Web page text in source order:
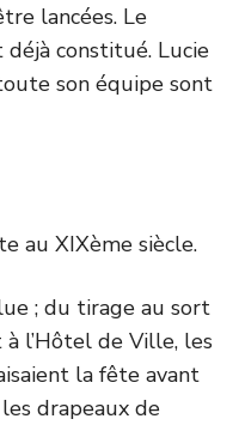
lancées. Le
constitué. Lucie
son équipe sont
au XIXème siècle.
; du tirage au sort
à l’Hôtel de Ville, les
la fête avant
drapeaux de